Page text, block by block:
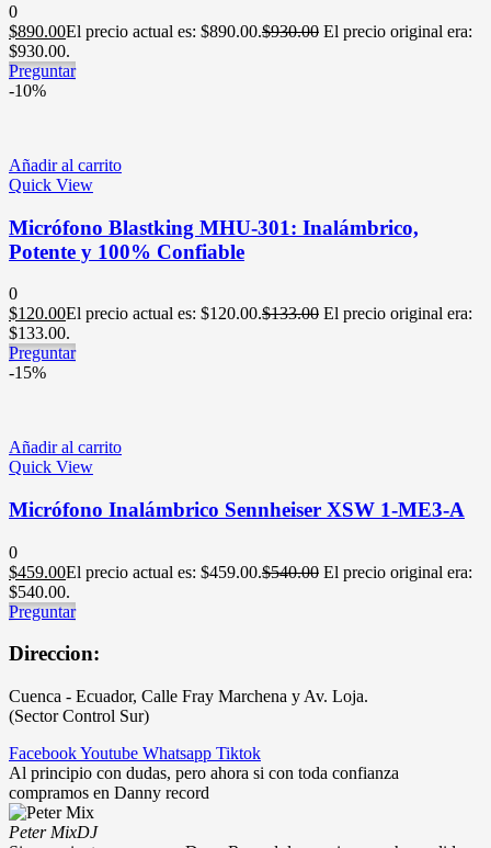
0
$890.00El precio actual es: $890.00.$930.00 El precio original era:
$930.00.
Preguntar
-10%
Añadir al carrito
Quick View
Micrófono Blastking MHU-301: Inalámbrico,
Potente y 100% Confiable
0
$120.00El precio actual es: $120.00.$133.00 El precio original era:
$133.00.
Preguntar
-15%
Añadir al carrito
Quick View
Micrófono Inalámbrico Sennheiser XSW 1-ME3-A
0
$459.00El precio actual es: $459.00.$540.00 El precio original era:
$540.00.
Preguntar
Direccion:
Cuenca - Ecuador, Calle Fray Marchena y Av. Loja.
(Sector Control Sur)
FacebookYoutube Whatsapp Tiktok
Al principio con dudas, pero ahora si con toda confianza
compramos en Danny record
Peter MixDJ